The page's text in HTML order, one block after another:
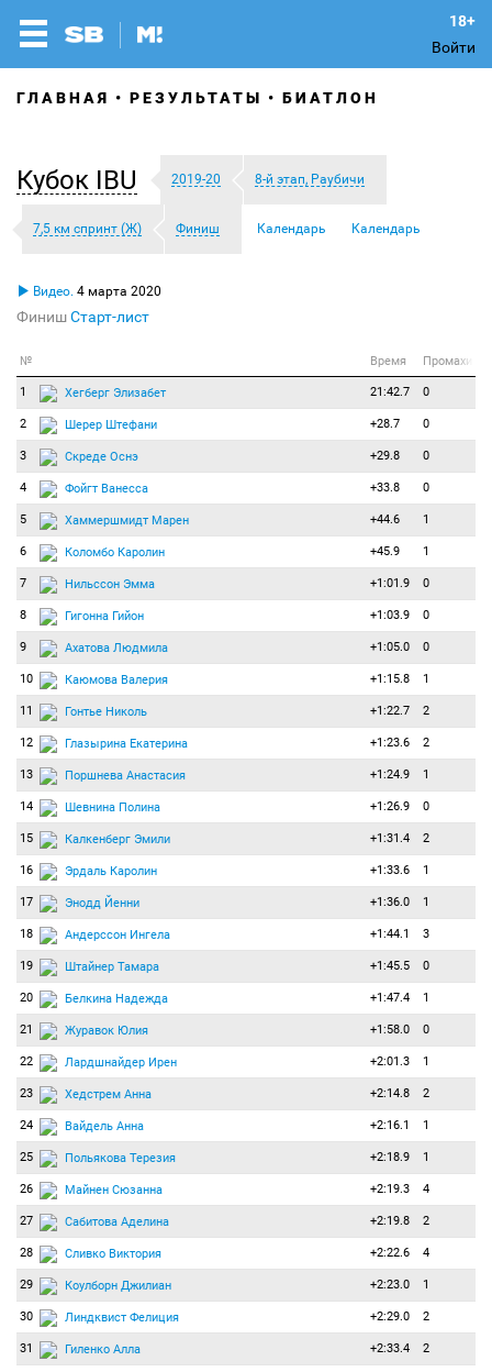
Войти
ГЛАВНАЯ РЕЗУЛЬТАТЫ БИАТЛОН
Кубок IBU 2019-20 8-й этап, Раубичи
7,5 км спринт (Ж) Финиш Календарь Календарь
Видео. 4 марта 2020
ФинишСтарт-лист
№ Время Промахи
1 Хегберг Элизабет 21:42.7 0
2 Шерер Штефани +28.7 0
3 Скреде Оснэ +29.8 0
4 Фойгт Ванесса +33.8 0
5 Хаммершмидт Марен +44.6 1
6 Коломбо Каролин +45.9 1
7 Нильссон Эмма +1:01.9 0
8 Гигонна Гийон +1:03.9 0
9 Ахатова Людмила +1:05.0 0
10 Каюмова Валерия +1:15.8 1
11 Гонтье Николь +1:22.7 2
12 Глазырина Екатерина +1:23.6 2
13 Поршнева Анастасия +1:24.9 1
14 Шевнина Полина +1:26.9 0
15 Калкенберг Эмили +1:31.4 2
16 Эрдаль Каролин +1:33.6 1
17 Энодд Йенни +1:36.0 1
18 Андерссон Ингела +1:44.1 3
19 Штайнер Тамара +1:45.5 0
20 Белкина Надежда +1:47.4 1
21 Журавок Юлия +1:58.0 0
22 Лардшнайдер Ирен +2:01.3 1
23 Хедстрем Анна +2:14.8 2
24 Вайдель Анна +2:16.1 1
25 Польякова Терезия +2:18.9 1
26 Майнен Сюзанна +2:19.3 4
27 Сабитова Аделина +2:19.8 2
28 Сливко Виктория +2:22.6 4
29 Коулборн Джилиан +2:23.0 1
30 Линдквист Фелиция +2:29.0 2
31 Гиленко Алла +2:33.4 2